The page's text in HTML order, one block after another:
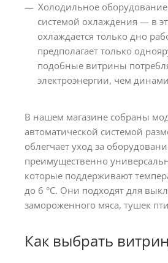
Холодильное оборудование
системой охлаждения — в
охлаждается только дно
предполагает только
подобные витрины
электроэнергии, чем
В нашем магазине собраны
автоматической системой
облегчает уход за
преимущественно
которые поддерживают
до 6 °C. Они подходят для
замороженного мяса, тушек
Как выбрать